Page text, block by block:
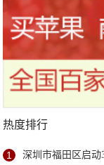
热度排行
1 深圳市福田区启动